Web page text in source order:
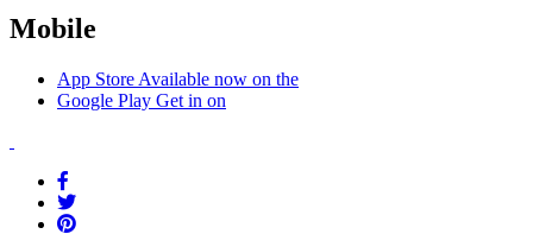
Mobile
App Store Available now on the
Google Play Get in on